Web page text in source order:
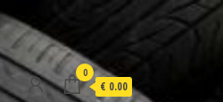
0
€ 0.00